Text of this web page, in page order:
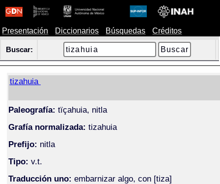
Presentación Diccionarios Búsquedas Créditos
Buscar:
tizahuia
Paleografía: tïçahuia, nitla
Grafía normalizada: tizahuia
Prefijo: nitla
Tipo: v.t.
Traducción uno: embarnizar algo, con [tiza]